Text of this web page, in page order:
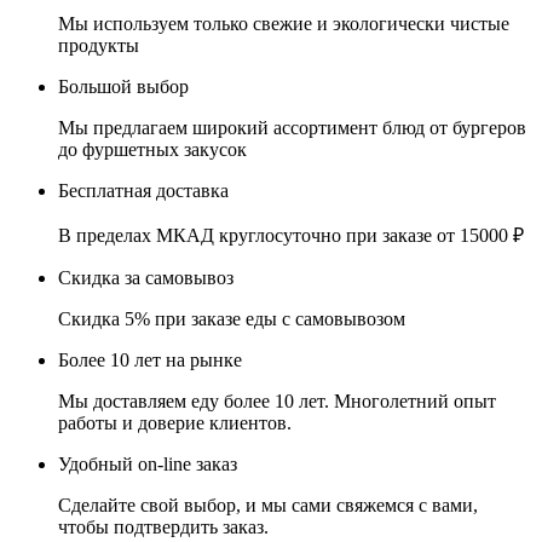
Мы используем только свежие и экологически чистые
продукты
Большой выбор
Мы предлагаем широкий ассортимент блюд от бургеров
до фуршетных закусок
Бесплатная доставка
В пределах МКАД круглосуточно при заказе от 15000 ₽
Скидка за самовывоз
Скидка 5% при заказе еды с самовывозом
Более 10 лет на рынке
Мы доставляем еду более 10 лет. Многолетний опыт
работы и доверие клиентов.
Удобный on-line заказ
Сделайте свой выбор, и мы сами свяжемся с вами,
чтобы подтвердить заказ.